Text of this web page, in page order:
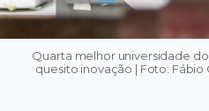
Quarta melhor universidade do
quesito inovação | Foto: Fábio